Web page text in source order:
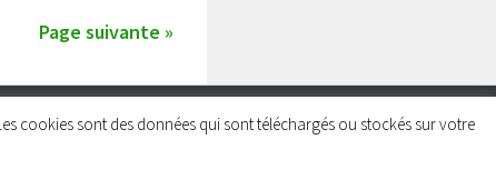
Page suivante »
cookies sont des données qui sont téléchargés ou stockés sur votre